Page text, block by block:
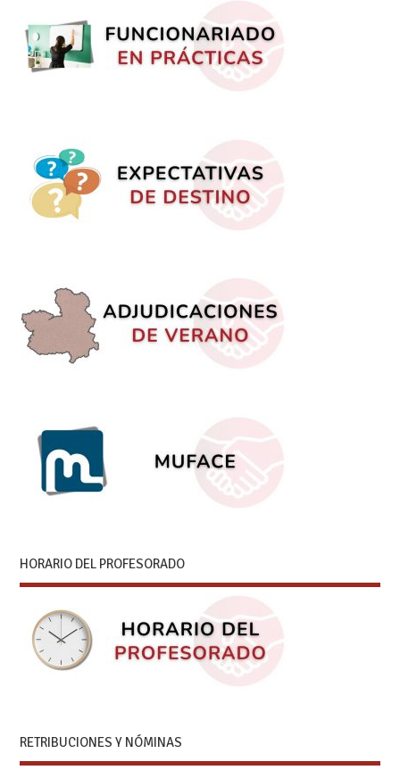
HORARIO DEL PROFESORADO
RETRIBUCIONES Y NÓMINAS